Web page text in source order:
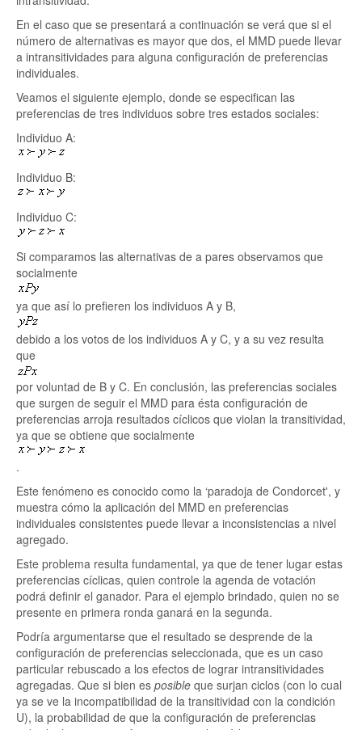
En el caso que se presentará a continuación se verá que si el
número de alternativas es mayor que dos, el MMD puede llevar
a intransitividades para alguna configuración de preferencias
individuales.
Veamos el siguiente ejemplo, donde se especifican las
preferencias de tres individuos sobre tres estados sociales:
Individuo A:
Individuo B:
Individuo C:
Si comparamos las alternativas de a pares observamos que
socialmente
ya que así lo prefieren los individuos A y B,
debido a los votos de los individuos A y C, y a su vez resulta
que
por voluntad de B y C. En conclusión, las preferencias sociales
que surgen de seguir el MMD para ésta configuración de
preferencias arroja resultados cíclicos que violan la transitividad,
ya que se obtiene que socialmente
.
Este fenómeno es conocido como la ‘paradoja de Condorcet', y
muestra cómo la aplicación del MMD en preferencias
individuales consistentes puede llevar a inconsistencias a nivel
agregado.
Este problema resulta fundamental, ya que de tener lugar estas
preferencias cíclicas, quien controle la agenda de votación
podrá definir el ganador. Para el ejemplo brindado, quien no se
presente en primera ronda ganará en la segunda.
Podría argumentarse que el resultado se desprende de la
configuración de preferencias seleccionada, que es un caso
particular rebuscado a los efectos de lograr intransitividades
agregadas. Que si bien es posible que surjan ciclos (con lo cual
ya se ve la incompatibilidad de la transitividad con la condición
U), la probabilidad de que la configuración de preferencias